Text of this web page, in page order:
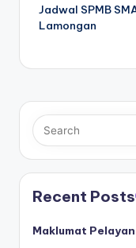
Jadwal SPMB
Lamongan
Recent Posts
Maklumat